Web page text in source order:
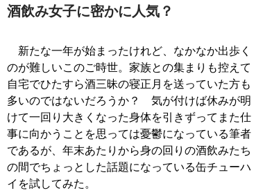
酒飲み女子に密かに人気？
新たな一年が始まったけれど、なかなか出歩く
のが難しいこのご時世。家族との集まりも控えて
自宅でひたすら酒三昧の寝正月を送っていた方も
多いのではないだろうか？ 気が付けば休みが明
けて一回り大きくなった身体を引きずってまた仕
事に向かうことを思っては憂鬱になっている筆者
であるが、年末あたりから身の回りの酒飲みたち
の間でちょっとした話題になっている缶チューハ
イを試してみた。